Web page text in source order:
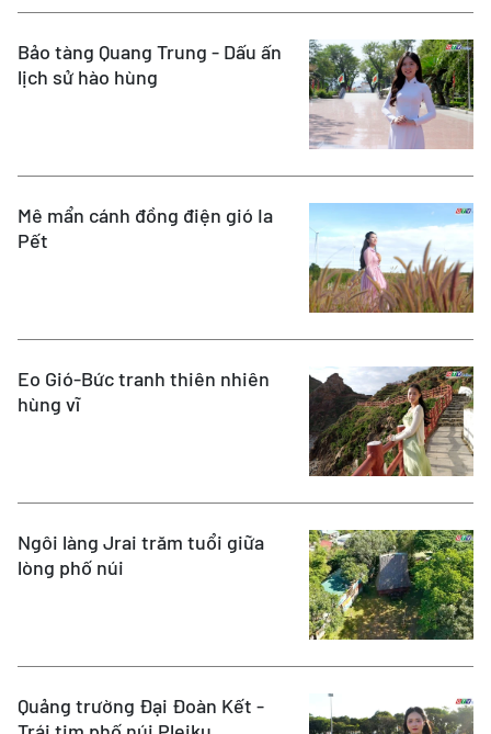
Bảo tàng Quang Trung - Dấu ấn
lịch sử hào hùng
Mê mẩn cánh đồng điện gió Ia
Pết
Eo Gió-Bức tranh thiên nhiên
hùng vĩ
Ngôi làng Jrai trăm tuổi giữa
lòng phố núi
Quảng trường Đại Đoàn Kết -